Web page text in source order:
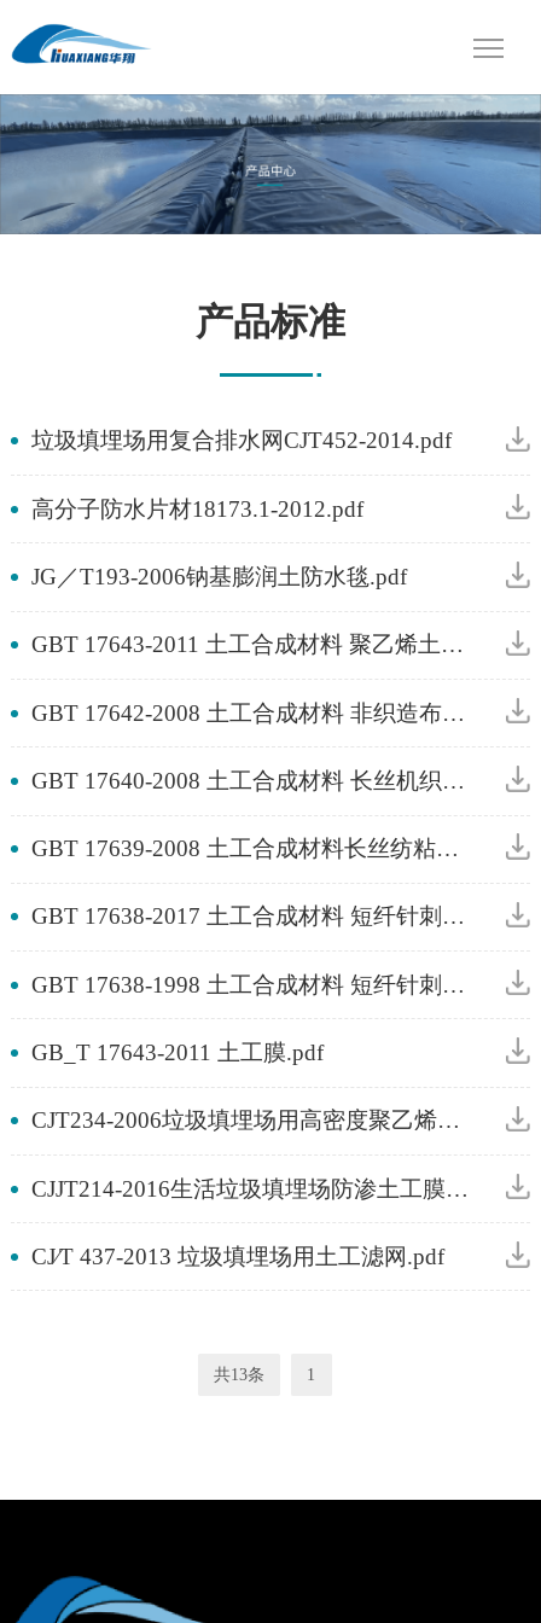
产品标准
垃圾填埋场用复合排水网CJT452-2014.pdf
高分子防水片材18173.1-2012.pdf
JG／T193-2006钠基膨润土防水毯.pdf
GBT 17643-2011 土工合成材料 聚乙烯土工膜.pdf
GBT 17642-2008 土工合成材料 非织造布复合土工膜.pdf
GBT 17640-2008 土工合成材料 长丝机织土工布.pdf
GBT 17639-2008 土工合成材料长丝纺粘针刺非织造土工布 (2).pdf
GBT 17638-2017 土工合成材料 短纤针刺非织造土工布.pdf
GBT 17638-1998 土工合成材料 短纤针刺非织造土工布.pdf
GB_T 17643-2011 土工膜.pdf
CJT234-2006垃圾填埋场用高密度聚乙烯土工膜.pdf
CJJT214-2016生活垃圾填埋场防渗土工膜渗漏破损探测技术规程.pdf
CJ∕T 437-2013 垃圾填埋场用土工滤网.pdf
共13条 1